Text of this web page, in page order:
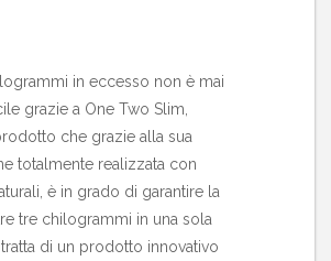
in eccesso non è mai
grazie a One Two Slim,
che grazie alla sua
totalmente realizzata con
è in grado di garantire la
tre chilogrammi in una sola
tratta di un prodotto innovativo